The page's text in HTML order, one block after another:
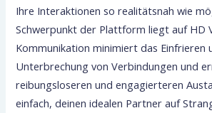
Ihre Interaktionen so realitätsnah wie
Schwerpunkt der Plattform liegt auf HD
Kommunikation minimiert das Einfrieren
Unterbrechung von Verbindungen und
reibungsloseren und engagierteren
einfach, deinen idealen Partner auf